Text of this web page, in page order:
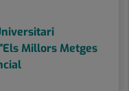
Millors Metges